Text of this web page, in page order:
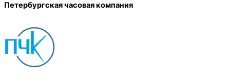
Петербургская часовая компания